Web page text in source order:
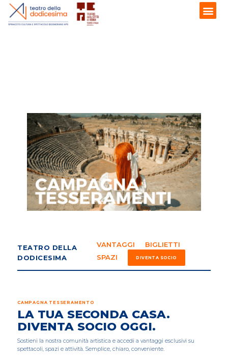
TEATRO DELLA
DODICESIMA
VANTAGGI
BIGLIETTI
SPAZI
DIVENTA SOCIO
CAMPAGNA TESSERAMENTO
LA TUA SECONDA CASA.
DIVENTA SOCIO OGGI.
Sostieni la nostra comunità artistica e accedi a vantaggi esclusivi su
spettacoli, spazi e attività. Semplice, chiaro, conveniente.